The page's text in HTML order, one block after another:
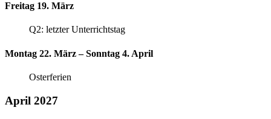
Freitag 19. März
Q2: letzter Unterrichtstag
Montag 22. März – Sonntag 4. April
Osterferien
April 2027